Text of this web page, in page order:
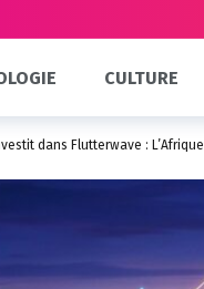
CULTURE
dans Flutterwave :